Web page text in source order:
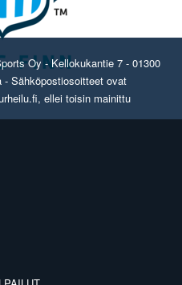
Oy - Kellokukantie 7 - 01300
- Sähköpostiosoitteet ovat
ellei toisin mainittu